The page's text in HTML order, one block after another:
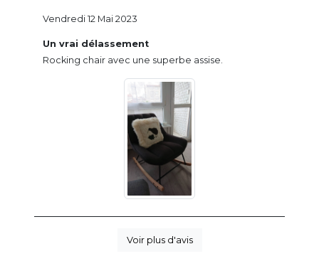
Un vrai délassement
Rocking chair avec une superbe assise.
Vendredi 12 Mai 2023
Voir plus d'avis